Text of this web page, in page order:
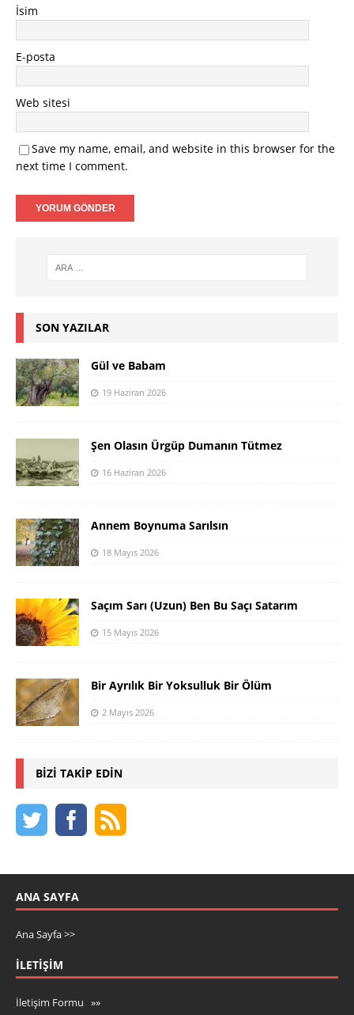
İsim
E-posta
Web sitesi
Save my name, email, and website in this browser for the
next time I comment.
SON YAZILAR
Gül ve Babam
19 Haziran 2026
Şen Olasın Ürgüp Dumanın Tütmez
16 Haziran 2026
Annem Boynuma Sarılsın
18 Mayıs 2026
Saçım Sarı (Uzun) Ben Bu Saçı Satarım
15 Mayıs 2026
Bir Ayrılık Bir Yoksulluk Bir Ölüm
2 Mayıs 2026
BIZI TAKIP EDIN
ANA SAYFA
Ana Sayfa >>
İLETIŞIM
İletişim Formu »»